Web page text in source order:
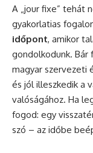
A „jour fixe” tehát
gyakorlatias
időpont, amikor
gondolkodunk. Bár
magyar szervezeti
és jól illeszkedik a
valóságához. Ha
fogod: egy
szó – az időbe